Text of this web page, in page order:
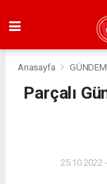
Anasayfa GÜNDEM
Parçalı
25.10.2022